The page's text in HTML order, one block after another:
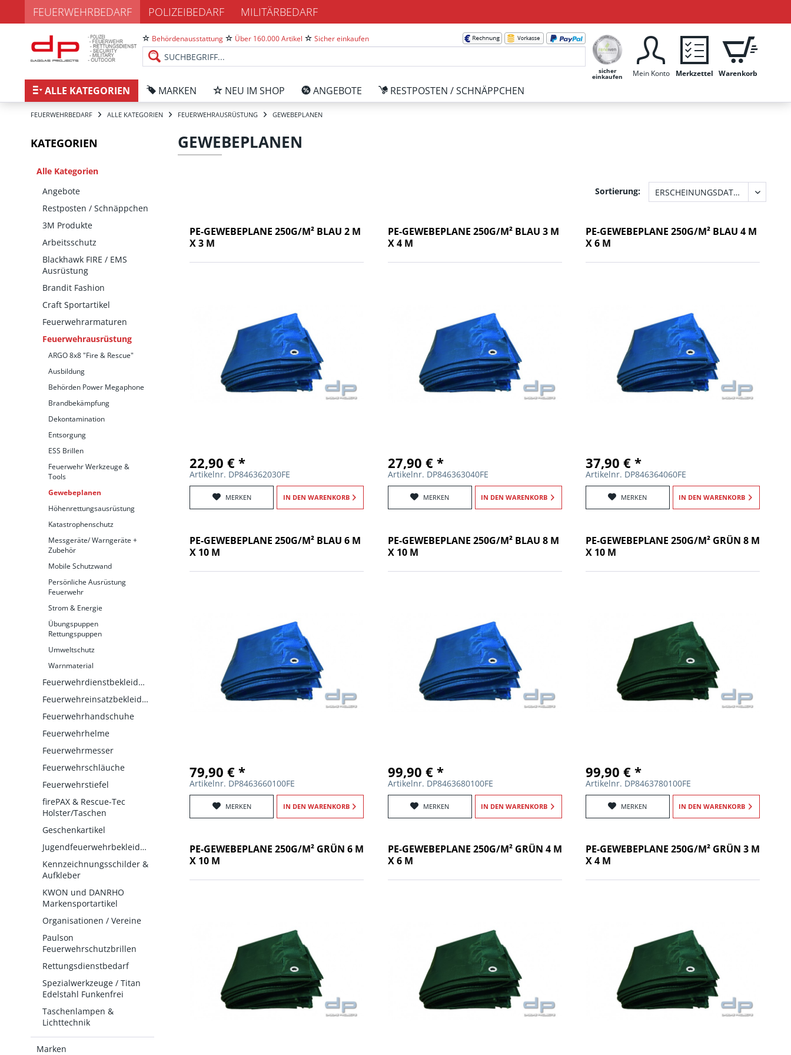
FEUERWEHRBEDARF POLIZEIBEDARF MILITÄRBEDARF
Behördenausstattung Über 160.000 Artikel Sicher einkaufen
sicher
einkaufen Mein Konto Merkzettel Warenkorb
ALLE KATEGORIEN MARKEN NEU IM SHOP ANGEBOTE RESTPOSTEN / SCHNÄPPCHEN
FEUERWEHRBEDARF ALLE KATEGORIEN FEUERWEHRAUSRÜSTUNG GEWEBEPLANEN
KATEGORIEN
Alle Kategorien
Angebote
Restposten / Schnäppchen
3M Produkte
Arbeitsschutz
Blackhawk FIRE / EMS
Ausrüstung
Brandit Fashion
Craft Sportartikel
Feuerwehrarmaturen
Feuerwehrausrüstung
ARGO 8x8 "Fire & Rescue"
Ausbildung
Behörden Power Megaphone
Brandbekämpfung
Dekontamination
Entsorgung
ESS Brillen
Feuerwehr Werkzeuge &
Tools
Gewebeplanen
Höhenrettungsausrüstung
Katastrophenschutz
Messgeräte/ Warngeräte +
Zubehör
Mobile Schutzwand
Persönliche Ausrüstung
Feuerwehr
Strom & Energie
Übungspuppen
Rettungspuppen
Umweltschutz
Warnmaterial
Feuerwehrdienstbekleidung
Feuerwehreinsatzbekleidung
Feuerwehrhandschuhe
Feuerwehrhelme
Feuerwehrmesser
Feuerwehrschläuche
Feuerwehrstiefel
firePAX & Rescue-Tec
Holster/Taschen
Geschenkartikel
Jugendfeuerwehrbekleidung
Kennzeichnungsschilder &
Aufkleber
KWON und DANRHO
Markensportartikel
Organisationen / Vereine
Paulson
Feuerwehrschutzbrillen
Rettungsdienstbedarf
Spezialwerkzeuge / Titan
Edelstahl Funkenfrei
Taschenlampen &
Lichttechnik
Marken
GEWEBEPLANEN
Sortierung:
PE-GEWEBEPLANE 250G/M² BLAU 2 M
X 3 M
22,90 € *
Artikelnr. DP846362030FE
MERKEN IN DEN WARENKORB
PE-GEWEBEPLANE 250G/M² BLAU 3 M
X 4 M
27,90 € *
Artikelnr. DP846363040FE
MERKEN IN DEN WARENKORB
PE-GEWEBEPLANE 250G/M² BLAU 4 M
X 6 M
37,90 € *
Artikelnr. DP846364060FE
MERKEN IN DEN WARENKORB
PE-GEWEBEPLANE 250G/M² BLAU 6 M
X 10 M
79,90 € *
Artikelnr. DP8463660100FE
MERKEN IN DEN WARENKORB
PE-GEWEBEPLANE 250G/M² BLAU 8 M
X 10 M
99,90 € *
Artikelnr. DP8463680100FE
MERKEN IN DEN WARENKORB
PE-GEWEBEPLANE 250G/M² GRÜN 8 M
X 10 M
99,90 € *
Artikelnr. DP8463780100FE
MERKEN IN DEN WARENKORB
PE-GEWEBEPLANE 250G/M² GRÜN 6 M
X 10 M
PE-GEWEBEPLANE 250G/M² GRÜN 4 M
X 6 M
PE-GEWEBEPLANE 250G/M² GRÜN 3 M
X 4 M